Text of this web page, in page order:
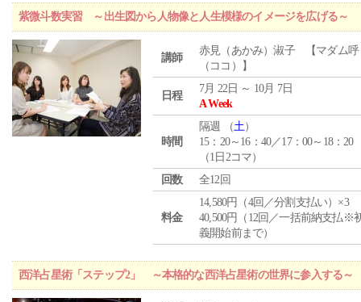
紫微斗数実習 ～出生図から人物像と人生模様のイメージを広げる～
講師
赤見（あかみ）淑子 【マダム呼
（ココ）】
日程
7月 22日 ～ 10月 7日
A Week
時間
隔週 （土）
15：20～16：40／17：00～18：20
（1日2コマ）
回数
全12回
料金
14,580円（4回／分割支払い）×3
40,500円（12回／一括前納支払※
義開始前まで）
西洋占星術「ステップ2」 ～本格的な西洋占星術の世界に参入する～